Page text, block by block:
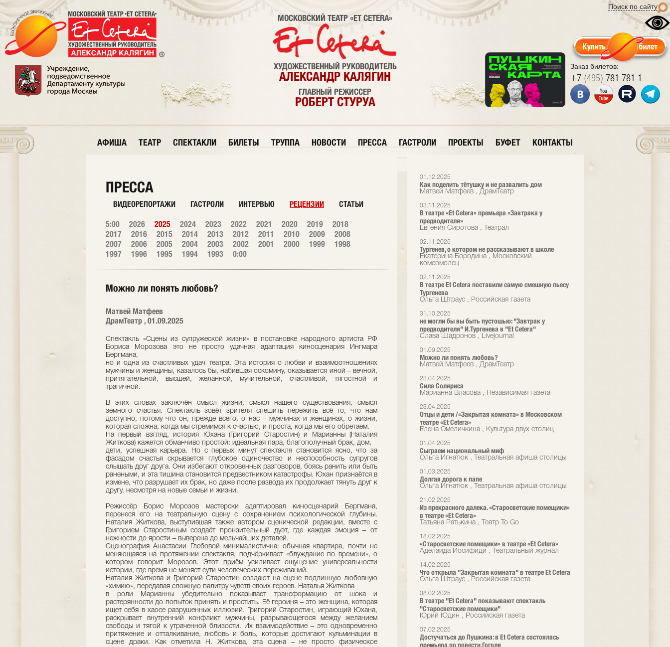
Поиск по сайту
Заказ билетов:
+7 (495) 781 781 1
МОСКОВСКИЙ ТЕАТР «ET CETERA»
ХУДОЖЕСТВЕННЫЙ РУКОВОДИТЕЛЬ
АЛЕКСАНДР КАЛЯГИН
ГЛАВНЫЙ РЕЖИССЕР
РОБЕРТ СТУРУА
АФИША ТЕАТР СПЕКТАКЛИ БИЛЕТЫ ТРУППА НОВОСТИ ПРЕССА ГАСТРОЛИ ПРОЕКТЫ БУФЕТ КОНТАКТЫ
01.12.2025
Как поделить тётушку и не развалить дом
Матвей Матфеев , ДрамТеатр
03.11.2025
В театре «Et Cetera» премьера «Завтрака у
предводителя»
Евгения Сиротова , Театрал
02.11.2025
Тургенев, о котором не рассказывают в школе
Екатерина Бородина , Московский
комсомолец
02.11.2025
В театре Et Сetera поставили самую смешную пьесу
Тургенева
Ольга Штраус , Российская газета
31.10.2025
не могли бы вы быть пустошью: "Завтрак у
предводителя" И.Тургенева в "Et Cetera"
Слава Шадронов , Livejournal
01.09.2025
Можно ли понять любовь?
Матвей Матфеев , ДрамТеатр
23.04.2025
Сила Соляриса
Марианна Власова , Независимая газета
23.04.2025
Отцы и дети /«Закрытая комната» в Московском
театре «Et Cetera»
Елена Омеличкина , Культура двух столиц
01.04.2025
Сыграем национальный миф
Ольга Игнатюк , Театральная афиша столицы
01.03.2025
Долгая дорога к папе
Ольга Игнатюк , Театральная афиша столицы
21.02.2025
Из прекрасного далека. «Старосветские помещики»
в театре «Et Cetera»
Татьяна Ратькина , Театр To Go
18.02.2025
«Старосветские помещики» в театре «Et Cetera»
Аделаида Иосифиди , Театральный журнал
14.02.2025
Что открыла "Закрытая комната" в театре Et Сetera
Ольга Штраус , Российская газета
08.02.2025
В театре "Et Cetera" показывают спектакль
"Старосветские помещики"
Юрий Юдин , Российская газета
07.02.2025
Достучаться до Пушкина: в Et Cetera состоялась
премьера по повести Гоголя
ПРЕССА
ВИДЕОРЕПОРТАЖИ ГАСТРОЛИ ИНТЕРВЬЮ РЕЦЕНЗИИ СТАТЬИ
5:00 2026 2025 2024 2023 2022 2021 2020 2019
2018
2017
2016 2015 2014 2013 2012 2011 2010 2009
2008
2007
2006 2005 2004 2003 2002 2001 2000 1999
1998
1997
1996 1995 1994 1993 0:00
Можно ли понять любовь?
Матвей Матфеев
ДрамТеатр , 01.09.2025
Спектакль «Сцены из супружеской жизни» в постановке народного артиста РФ
Бориса Морозова это не просто удачная адаптация киносценария Ингмара
Бергмана,
но и одна из счастливых удач театра. Эта история о любви и взаимоотношениях
мужчины и женщины, казалось бы, набившая оскомину, оказывается иной – вечной,
притягательной, высшей, желанной, мучительной, счастливой, тягостной и
трагичной.
В этих словах заключён смысл жизни, смысл нашего существования, смысл
земного счастья. Спектакль зовёт зрителя спешить пережить всё то, что нам
доступно, потому что он, прежде всего, о нас – мужчинах и женщинах, о жизни,
которая сложна, когда мы стремимся к счастью, и проста, когда мы его обретаем.
На первый взгляд, история Юхана (Григорий Старостин) и Марианны (Наталия
Житкова) кажется обманчиво простой: идеальная пара, благополучный брак, дом,
дети, успешная карьера. Но с первых минут спектакля становится ясно, что за
фасадом счастья скрывается глубокое одиночество и неспособность супругов
слышать друг друга. Они избегают откровенных разговоров, боясь ранить или быть
ранеными, и эта тишина становится предвестником катастрофы. Юхан признаётся в
измене, что разрушает их брак, но даже после развода их продолжает тянуть друг к
другу, несмотря на новые семьи и жизни.
Режиссёр Борис Морозов мастерски адаптировал киносценарий Бергмана,
перенеся его на театральную сцену с сохранением психологической глубины.
Наталия Житкова, выступившая также автором сценической редакции, вместе с
Григорием Старостиным создаёт пронзительный дуэт, где каждая эмоция – от
нежности до ярости – выверена до мельчайших деталей.
Сценография Анастасии Глебовой минималистична: обычная квартира, почти не
меняющаяся на протяжении спектакля, подчёркивает «блуждание по времени», о
котором говорит Морозов. Этот приём усиливает ощущение универсальности
истории, где время не меняет сути человеческих переживаний.
Наталия Житкова и Григорий Старостин создают на сцене подлинную любовную
«химию», передавая сложную палитру чувств своих героев. Наталья Житкова
в роли Марианны убедительно показывает трансформацию от шока и
растерянности до попыток принять и простить. Её героиня – это женщина, которая
ищет себя в хаосе разрушенных иллюзий. Григорий Старостин, играющий Юхана,
раскрывает внутренний конфликт мужчины, разрывающегося между желанием
свободы и тягой к утраченной близости. Их взаимодействие – это одновременно
притяжение и отталкивание, любовь и боль, которые достигают кульминации в
сцене драки. Как отметила Н. Житкова, эта сцена – не просто физическое